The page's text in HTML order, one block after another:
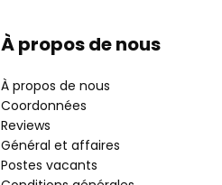
À propos de nous
À propos de nous
Coordonnées
Reviews
Général et affaires
Postes vacants